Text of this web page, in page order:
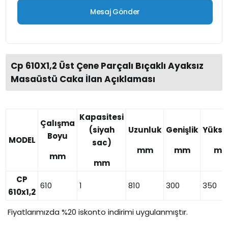
Cp 610X1,2 Üst Çene Parçalı Bıçaklı Ayaksız
Masaüstü Caka İlan Açıklaması
MODEL
Çalışma
Boyu
mm
Kapasitesi
(siyah
sac)
mm
Uzunluk
mm
Genişlik
mm
CP
610x1,2
610 1 810 300 350
Fiyatlarımızda %20 iskonto indirimi uygulanmıştır.